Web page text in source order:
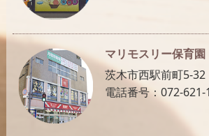
マリモスリー保育園
茨木市西駅前町5-
電話番号：072-621-